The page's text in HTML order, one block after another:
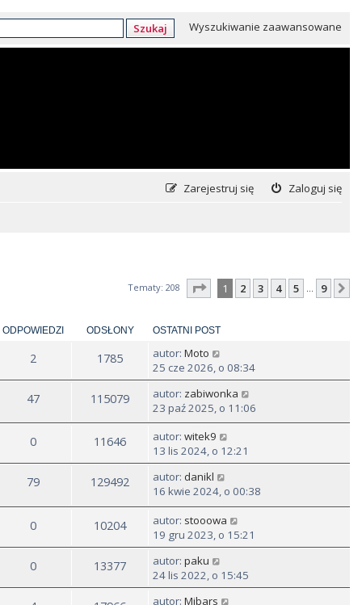
Szukaj Wyszukiwanie zaawansowane
Zaloguj się
Zarejestruj się
Tematy: 208 Strona1 z9
1 2 3 4 5 … 9
ODPOWIEDZI ODSŁONY OSTATNI POST
2 1785 autor: Moto
25 cze 2026, o 08:34
47 115079 autor: zabiwonka
23 paź 2025, o 11:06
0 11646 autor: witek9
13 lis 2024, o 12:21
79 129492 autor: danikl
16 kwie 2024, o 00:38
0 10204 autor: stooowa
19 gru 2023, o 15:21
0 13377 autor: paku
24 lis 2022, o 15:45
autor: Mibars